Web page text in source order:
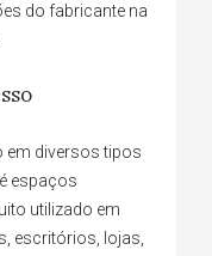
do fabricante na
em diversos tipos
espaços
utilizado em
escritórios, lojas,